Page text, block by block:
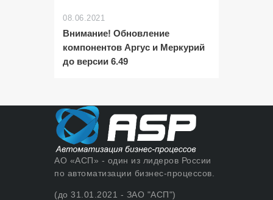
08.06.2021
Внимание! Обновление
компонентов Аргус и Меркурий
до версии 6.49
АО «АСП» - один из лидеров России
по автоматизации бизнес-процессов.
(до 31.01.2021 - ЗАО "АСП")